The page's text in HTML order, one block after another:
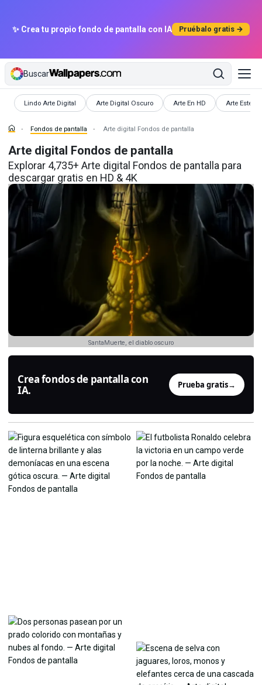
✨ Crea tu propio fondo de pantalla con IA Pruébalo gratis →
Buscar
Lindo Arte Digital
Fondos de pantalla Arte Digital Oscuro
Fondos de pantalla Arte En HD
Fondos de pantallaArte
Fondos de
Fondos de pantalla Arte digital Fondos de pantalla
Arte digital Fondos de pantalla
Explorar 4,735+ Arte digital Fondos de pantalla para
descargar gratis en HD & 4K
SantaMuerte, el diablo oscuro
Crea fondos de pantalla con
IA.
Prueba gratis→